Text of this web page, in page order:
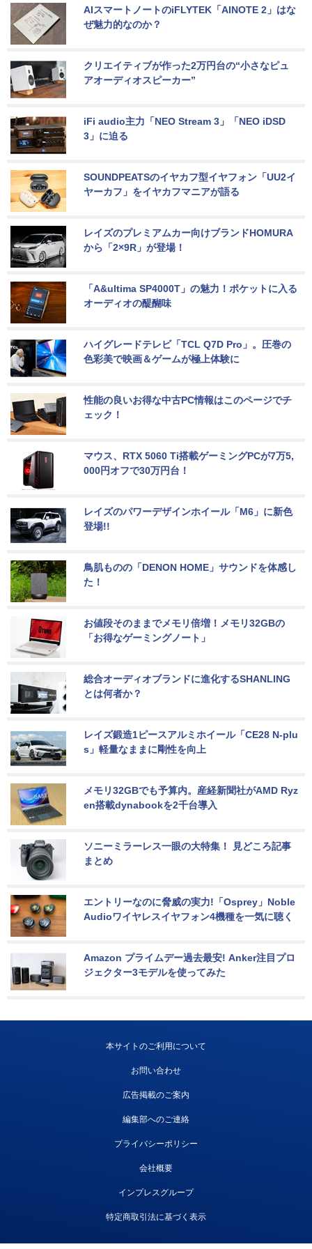
AIスマートノートのiFLYTEK「AINOTE 2」はな
ぜ魅力的なのか？
クリエイティブが作った2万円台の“小さなピュ
アオーディオスピーカー”
iFi audio主力「NEO Stream 3」「NEO iDSD
3」に迫る
SOUNDPEATSのイヤカフ型イヤフォン「UU2イ
ヤーカフ」をイヤカフマニアが語る
レイズのプレミアムカー向けブランドHOMURA
から「2×9R」が登場！
「A&ultima SP4000T」の魅力！ポケットに入る
オーディオの醍醐味
ハイグレードテレビ「TCL Q7D Pro」。圧巻の
色彩美で映画＆ゲームが極上体験に
性能の良いお得な中古PC情報はこのページでチ
ェック！
マウス、RTX 5060 Ti搭載ゲーミングPCが7万5,
000円オフで30万円台！
レイズのパワーデザインホイール「M6」に新色
登場!!
鳥肌ものの「DENON HOME」サウンドを体感し
た！
お値段そのままでメモリ倍増！メモリ32GBの
「お得なゲーミングノート」
総合オーディオブランドに進化するSHANLING
とは何者か？
レイズ鍛造1ピースアルミホイール「CE28 N-plu
s」軽量なままに剛性を向上
メモリ32GBでも予算内。産経新聞社がAMD Ryz
en搭載dynabookを2千台導入
ソニーミラーレス一眼の大特集！ 見どころ記事
まとめ
エントリーなのに脅威の実力!「Osprey」Noble
Audioワイヤレスイヤフォン4機種を一気に聴く
Amazon プライムデー過去最安! Anker注目プロ
ジェクター3モデルを使ってみた
本サイトのご利用について
お問い合わせ
広告掲載のご案内
編集部へのご連絡
プライバシーポリシー
会社概要
インプレスグループ
特定商取引法に基づく表示